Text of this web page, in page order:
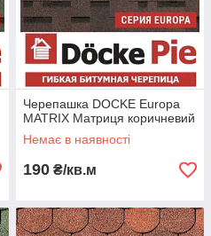
Черепашка DOCKE Europa
MATRIX Матриця коричневий
Немає в наявності
190 ₴/кв.м